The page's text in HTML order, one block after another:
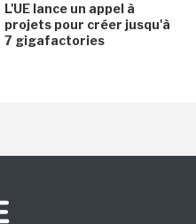
L'UE lance un appel à
projets pour créer jusqu'à
7 gigafactories